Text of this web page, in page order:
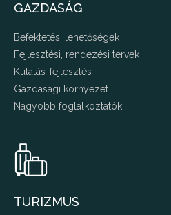
GAZDASÁG
Befektetési lehetőségek
Fejlesztési, rendezési tervek
Kutatás-fejlesztés
Gazdasági környezet
Nagyobb foglalkoztatók
TURIZMUS